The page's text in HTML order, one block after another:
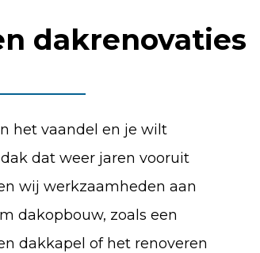
dakrenovaties
het vaandel en je wilt
dat weer jaren vooruit
wij werkzaamheden aan
dakopbouw, zoals een
dakkapel of het renoveren